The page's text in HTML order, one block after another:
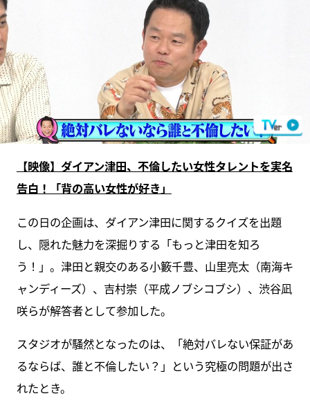
【映像】ダイアン津田、不倫したい女性タレントを実名
告白！「背の高い女性が好き」
この日の企画は、ダイアン津田に関するクイズを出題
し、隠れた魅力を深掘りする「もっと津田を知ろ
う！」。津田と親交のある小籔千豊、山里亮太（南海キ
ャンディーズ）、吉村崇（平成ノブシコブシ）、渋谷凪
咲らが解答者として参加した。
スタジオが騒然となったのは、「絶対バレない保証があ
るならば、誰と不倫したい？」という究極の問題が出さ
れたとき。